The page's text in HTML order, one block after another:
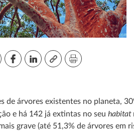
de árvores existentes no planeta,
e há 142 já extintas no seu habitat
grave (até 51,3% de árvores em